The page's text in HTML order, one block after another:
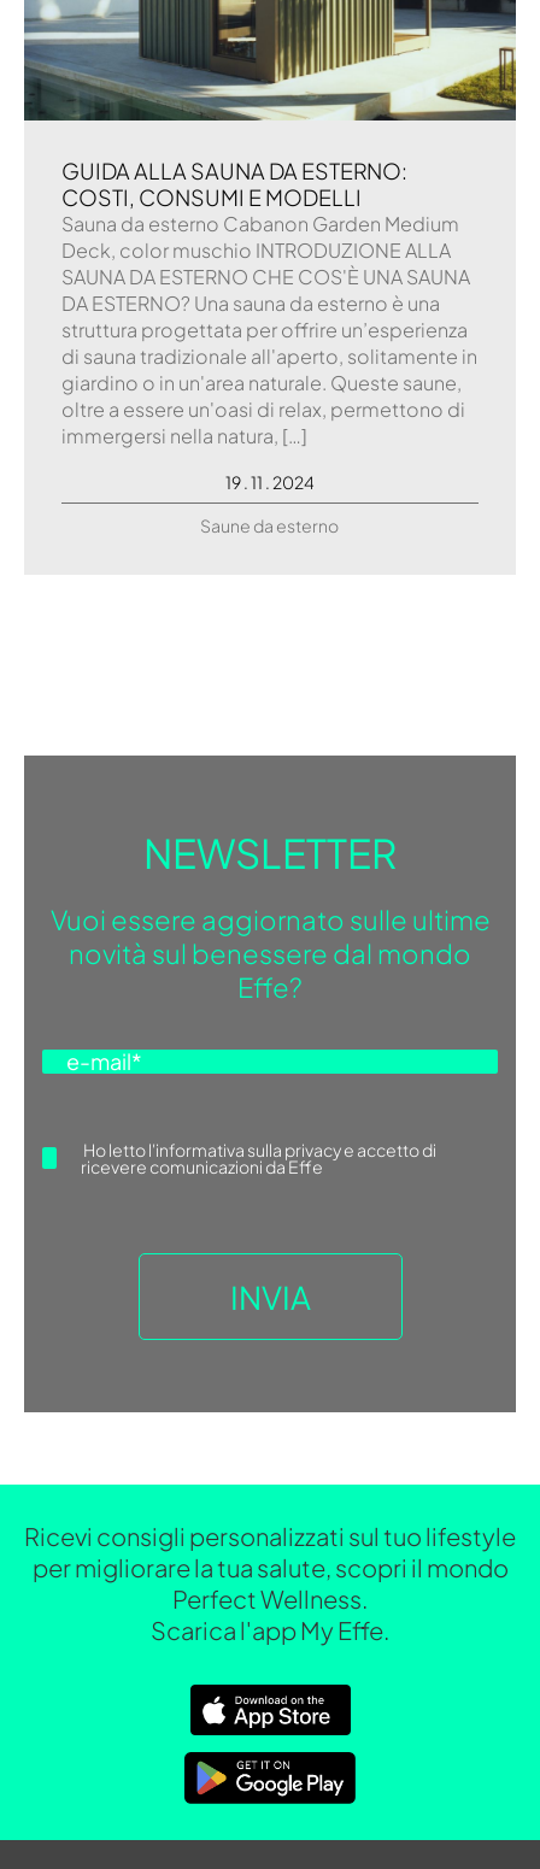
GUIDA ALLA SAUNA DA ESTERNO:
COSTI, CONSUMI E MODELLI
Sauna da esterno Cabanon Garden Medium
Deck, color muschio INTRODUZIONE ALLA
SAUNA DA ESTERNO CHE COS'È UNA SAUNA
DA ESTERNO? Una sauna da esterno è una
struttura progettata per offrire un’esperienza
di sauna tradizionale all'aperto, solitamente in
giardino o in un'area naturale. Queste saune,
oltre a essere un'oasi di relax, permettono di
immergersi nella natura, […]
19 . 11 . 2024
Saune da esterno
NEWSLETTER
Vuoi essere aggiornato sulle ultime
novità sul benessere dal mondo
Effe?
Ho lettol'informativa sulla privacye accetto di
ricevere comunicazioni da Effe
Ricevi consigli personalizzati sul tuo lifestyle
per migliorare la tua salute, scopri il mondo
Perfect Wellness.
Scarica l'app My Effe.